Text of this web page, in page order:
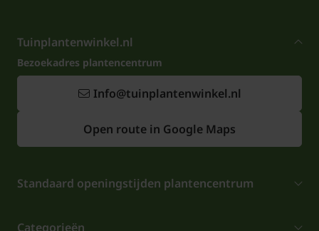
Tuinplantenwinkel.nl
Bezoekadres plantencentrum
Info@tuinplantenwinkel.nl
Open route in Google Maps
Standaard openingstijden plantencentrum
Categorieën